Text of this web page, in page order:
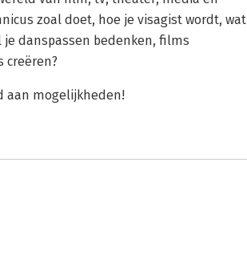
zoal doet, hoe je visagist wordt, wat
danspassen bedenken, films
creëren?
aan mogelijkheden!